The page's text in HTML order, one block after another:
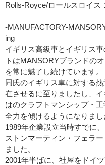
Rolls-Royce/ロールスロイス
-MANUFACTORY-
ing
イギリス高級車とイギリス
トはMANSORYブランドの
を常に魅了し続けています。
同氏のイギリス車に対する
在させるに至りましたし、
はのクラフトマンシップ・
全力を傾けるようになりまし
1989年企業設立当時すでに
ストンマーティン・フェラ
ました。
2001年半ばに、社屋をドイ